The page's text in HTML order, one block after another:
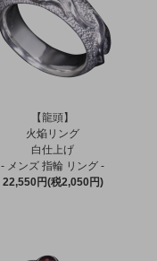
【龍頭】
火焔リング
白仕上げ
- メンズ 指輪 リング -
22,550円(税2,050円)